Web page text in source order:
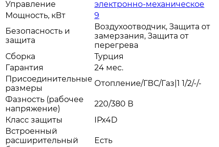
Управление
электронно-механическое
Мощность, кВт
9
Безопасность и
защита
Воздухоотводчик, Защита от
замерзания, Защита от
перегрева
Сборка
Турция
Гарантия
24 мес.
Присоединительные
размеры
Отопление/ГВС/Газ|1 1/2/-/-
Фазность (рабочее
напряжение)
220/380 В
Класс защиты
IPx4D
Встроенный
расширительный
Есть